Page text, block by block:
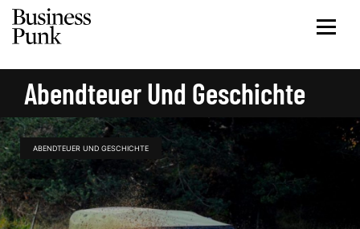
Abendteuer Und Geschichte
ABENDTEUER UND GESCHICHTE